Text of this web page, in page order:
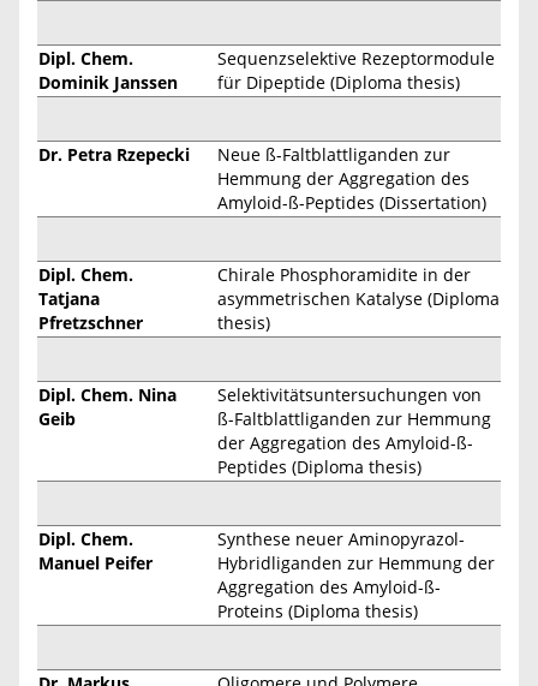
Dipl. Chem.
Dominik Janssen
Sequenzselektive Rezeptormodule
für Dipeptide (Diploma thesis)
Dr. Petra Rzepecki
Neue ß-Faltblattliganden zur
Hemmung der Aggregation des
Amyloid-ß-Peptides (Dissertation)
Dipl. Chem.
Tatjana
Pfretzschner
Chirale Phosphoramidite in der
asymmetrischen Katalyse (Diploma
thesis)
Dipl. Chem. Nina
Geib
Selektivitätsuntersuchungen von
ß-Faltblattliganden zur Hemmung
der Aggregation des Amyloid-ß-
Peptides (Diploma thesis)
Dipl. Chem.
Manuel Peifer
Synthese neuer Aminopyrazol-
Hybridliganden zur Hemmung der
Aggregation des Amyloid-ß-
Proteins (Diploma thesis)